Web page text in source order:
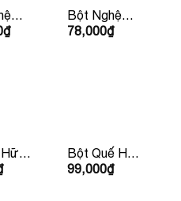
₫
Bột Nghệ
Hữu Cơ 30g
78,000₫
Bột Quế Hữu
Cơ 30g
99,000₫